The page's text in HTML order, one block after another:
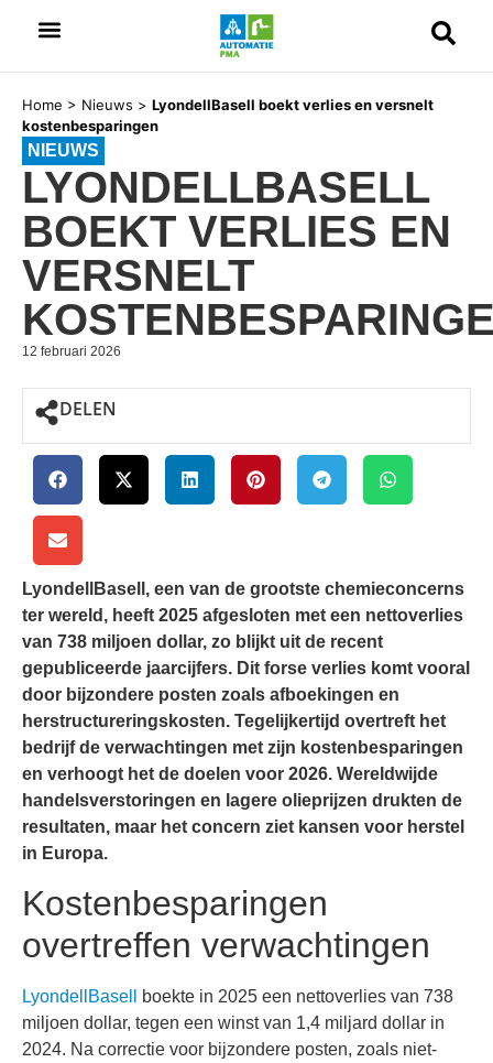
Home > Nieuws > LyondellBasell boekt verlies en versnelt
kostenbesparingen
NIEUWS
LYONDELLBASELL
BOEKT VERLIES EN
VERSNELT
12 februari 2026
DELEN
LyondellBasell, een van de grootste chemieconcerns
ter wereld, heeft 2025 afgesloten met een nettoverlies
van 738 miljoen dollar, zo blijkt uit de recent
gepubliceerde jaarcijfers. Dit forse verlies komt vooral
door bijzondere posten zoals afboekingen en
herstructureringskosten. Tegelijkertijd overtreft het
bedrijf de verwachtingen met zijn kostenbesparingen
en verhoogt het de doelen voor 2026. Wereldwijde
handelsverstoringen en lagere olieprijzen drukten de
resultaten, maar het concern ziet kansen voor herstel
in Europa.
Kostenbesparingen
overtreffen verwachtingen
LyondellBasell
boekte in 2025 een nettoverlies van 738
miljoen dollar, tegen een winst van 1,4 miljard dollar in
2024. Na correctie voor bijzondere posten, zoals niet-